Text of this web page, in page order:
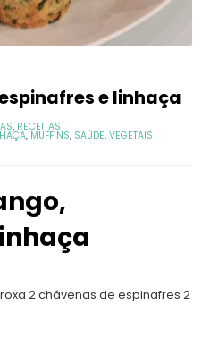
e linhaça
, RECEITAS
, MUFFINS, SAÚDE, VEGETAIS
2 chávenas de espinafres 2